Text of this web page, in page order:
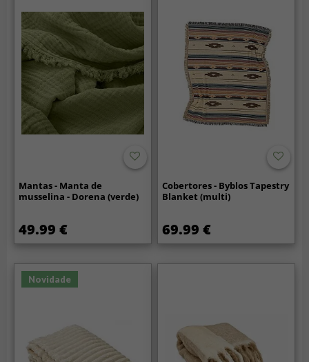
Mantas - Manta de
musselina - Dorena (verde)
49.99 €
Cobertores - Byblos Tapestry
Blanket (multi)
69.99 €
Novidade